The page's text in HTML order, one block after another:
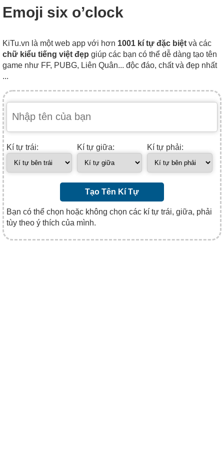
Emoji six o’clock
KiTu.vn là một web app với hơn 1001 kí tự đặc biệt và các
chữ kiểu tiếng việt đẹp giúp các bạn có thể dễ dàng tạo tên
game như FF, PUBG, Liên Quân... độc đáo, chất và đẹp nhất
...
Kí tự trái: Kí tự giữa: Kí tự phải:
Tạo Tên Kí Tự
Bạn có thể chọn hoặc không chọn các kí tự trái, giữa, phải
tùy theo ý thích của mình.